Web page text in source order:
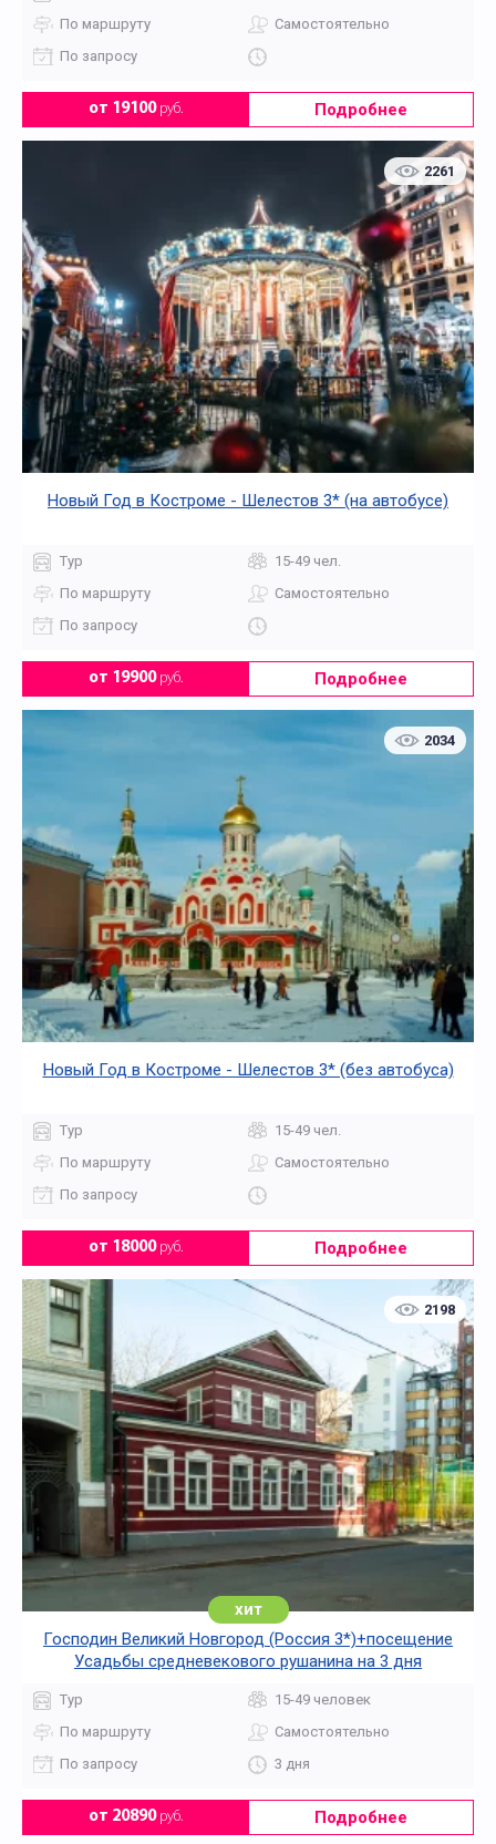
По маршруту
Самостоятельно
По запросу
от 19100руб. Подробнее
2261
Новый Год в Костроме - Шелестов 3* (на автобусе)
Тур
15-49 чел.
По маршруту
Самостоятельно
По запросу
от 19900руб. Подробнее
2034
Новый Год в Костроме - Шелестов 3* (без автобуса)
Тур
15-49 чел.
По маршруту
Самостоятельно
По запросу
от 18000руб. Подробнее
2198
хит
Господин Великий Новгород (Россия 3*)+посещение
Усадьбы средневекового рушанина на 3 дня
Тур
15-49 человек
По маршруту
Самостоятельно
По запросу
3 дня
от 20890руб. Подробнее